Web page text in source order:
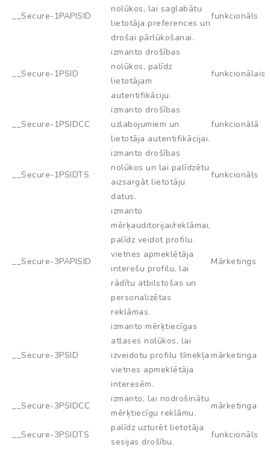
__Secure-1PAPISID
nolūkos, lai saglabātu
lietotāja preferences un
drošai pārlūkošanai.
funkcionāls
__Secure-1PSID
izmanto drošības
nolūkos, palīdz
lietotājam
autentifikāciju.
funkcionālais
__Secure-1PSIDCC
izmanto drošības
uzlabojumiem un
lietotāja autentifikācijai.
funkcionālā
__Secure-1PSIDTS
izmanto drošības
nolūkos un lai palīdzētu
aizsargāt lietotāju
datus.
funkcionāls
__Secure-3PAPISID
izmanto
mērķauditorijai/reklāmai,
palīdz veidot profilu.
vietnes apmeklētāja
interešu profilu, lai
rādītu atbilstošas un
personalizētas
reklāmas.
Mārketings
__Secure-3PSID
izmanto mērķtiecīgas
atlases nolūkos, lai
izveidotu profilu tīmekļa
vietnes apmeklētāja
interesēm.
mārketinga
__Secure-3PSIDCC
izmanto, lai nodrošinātu
mērķtiecīgu reklāmu.
mārketinga
__Secure-3PSIDTS
palīdz uzturēt lietotāja
sesijas drošību.
funkcionāls